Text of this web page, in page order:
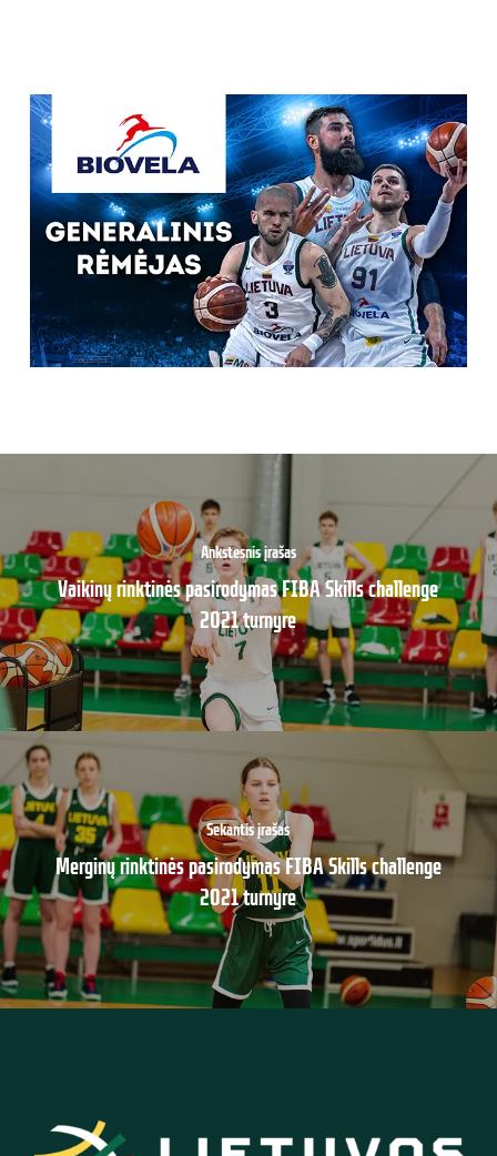
Ankstesnis įrašas
Vaikinų rinktinės pasirodymas FIBA Skills challenge
2021 turnyre
Sekantis įrašas
Merginų rinktinės pasirodymas FIBA Skills challenge
2021 turnyre